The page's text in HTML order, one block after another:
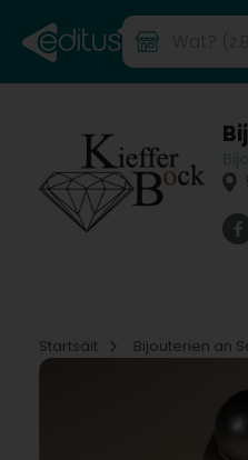
Startsäit Bijouterien an